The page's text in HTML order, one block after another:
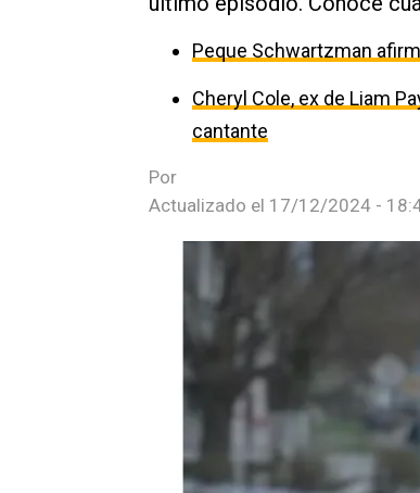
Peque Schwartzman
Cheryl Cole, ex de Liam
cantante
Por
Actualizado el 17/12/2024 -